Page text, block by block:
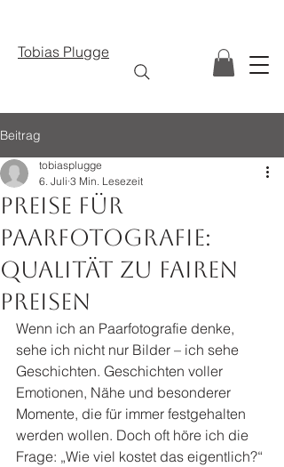
Tobias Plugge
Beitrag
Preise für
Paarfotografie:
Qualität zu fairen
Preisen
tobiasplugge
6. Juli 3 Min. Lesezeit
Wenn ich an Paarfotografie denke,
sehe ich nicht nur Bilder – ich sehe
Geschichten. Geschichten voller
Emotionen, Nähe und besonderer
Momente, die für immer festgehalten
werden wollen. Doch oft höre ich die
Frage: „Wie viel kostet das eigentlich?“